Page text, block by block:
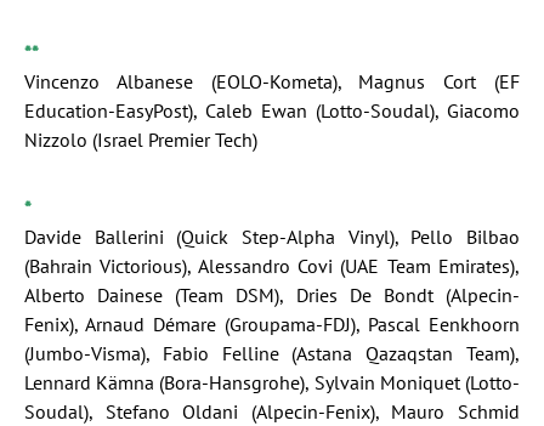
**
Vincenzo Albanese (EOLO-Kometa), Magnus Cort (EF
Education-EasyPost), Caleb Ewan (Lotto-Soudal), Giacomo
Nizzolo (Israel Premier Tech)
*
Davide Ballerini (Quick Step-Alpha Vinyl), Pello Bilbao
(Bahrain Victorious), Alessandro Covi (UAE Team Emirates),
Alberto Dainese (Team DSM), Dries De Bondt (Alpecin-
Fenix), Arnaud Démare (Groupama-FDJ), Pascal Eenkhoorn
(Jumbo-Visma), Fabio Felline (Astana Qazaqstan Team),
Lennard Kämna (Bora-Hansgrohe), Sylvain Moniquet (Lotto-
Soudal), Stefano Oldani (Alpecin-Fenix), Mauro Schmid